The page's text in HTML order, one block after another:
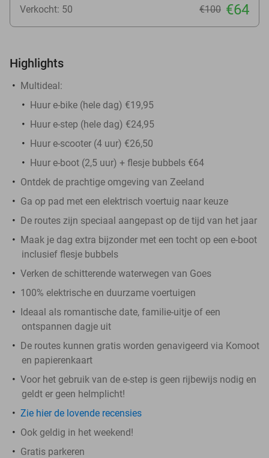
Verkocht: 50
€100 €64
Highlights
Multideal:
Huur e-bike (hele dag) €19,95
Huur e-step (hele dag) €24,95
Huur e-scooter (4 uur) €26,50
Huur e-boot (2,5 uur) + flesje bubbels €64
Ontdek de prachtige omgeving van Zeeland
Ga op pad met een elektrisch voertuig naar keuze
De routes zijn speciaal aangepast op de tijd van het jaar
Maak je dag extra bijzonder met een tocht op een e-boot
inclusief flesje bubbels
Verken de schitterende waterwegen van Goes
100% elektrische en duurzame voertuigen
Ideaal als romantische date, familie-uitje of een
ontspannen dagje uit
De routes kunnen gratis worden genavigeerd via Komoot
en papierenkaart
Voor het gebruik van de e-step is geen rijbewijs nodig en
geldt er geen helmplicht!
Zie hier de lovende recensies
Ook geldig in het weekend!
Gratis parkeren